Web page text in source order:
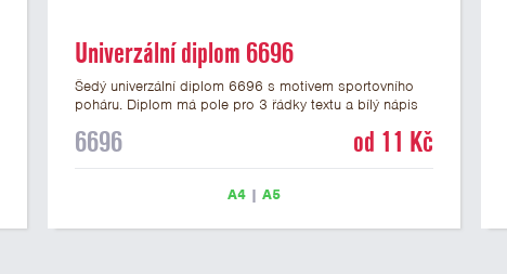
Univerzální diplom 6696
Šedý univerzální diplom 6696 s motivem sportovního
poháru. Diplom má pole pro 3 řádky textu a bílý nápis
a A5. Tento univerzální diplom je vhodný pro většinu
motivem sportovního poháru má gramáž 250 g/m2.
6696 od 11 Kč
A4| A5